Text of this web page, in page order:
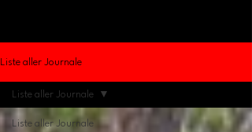
Liste aller Journale
Liste aller Journale
Liste aller Journale